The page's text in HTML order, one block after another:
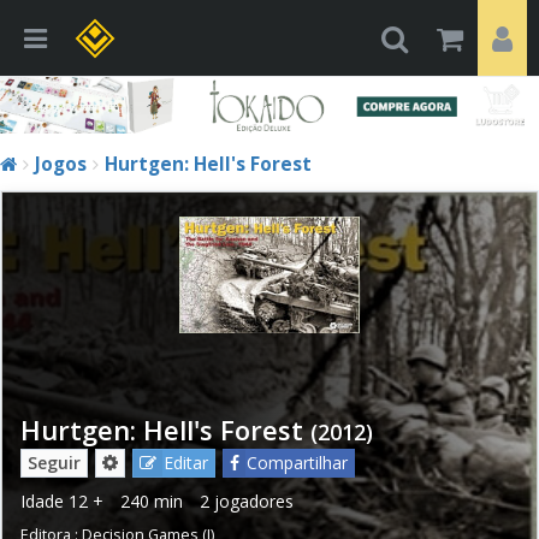
Jogos Hurtgen: Hell's Forest
Hurtgen: Hell's Forest (2012)
Seguir Editar
Compartilhar
Idade 12 + 240 min 2 jogadores
Editora : Decision Games (I)